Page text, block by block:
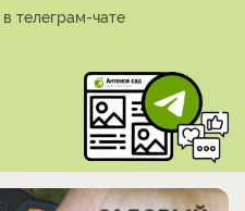
телеграм-чате